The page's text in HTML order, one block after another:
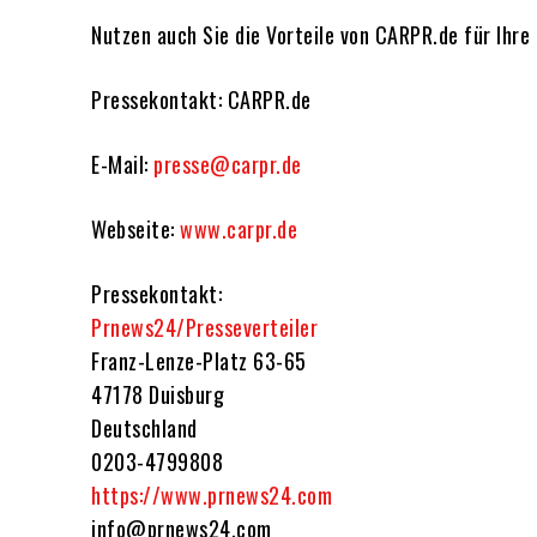
Nutzen auch Sie die Vorteile von CARPR.de für
Pressekontakt: CARPR.de
E-Mail: presse@carpr.de
Webseite:www.carpr.de
Pressekontakt:
Prnews24/Presseverteiler
Franz-Lenze-Platz 63-65
47178 Duisburg
Deutschland
0203-4799808
https://www.prnews24.com
info@prnews24.com